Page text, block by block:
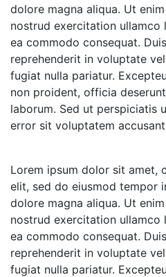
dolore magna aliqua. Ut
nostrud exercitation ullamco
ea commodo consequat.
reprehenderit in voluptate
fugiat nulla pariatur.
non proident, officia
laborum. Sed ut perspiciatis
error sit voluptatem
Lorem ipsum dolor sit amet,
elit, sed do eiusmod tempor
dolore magna aliqua. Ut
nostrud exercitation ullamco
ea commodo consequat.
reprehenderit in voluptate
fugiat nulla pariatur.